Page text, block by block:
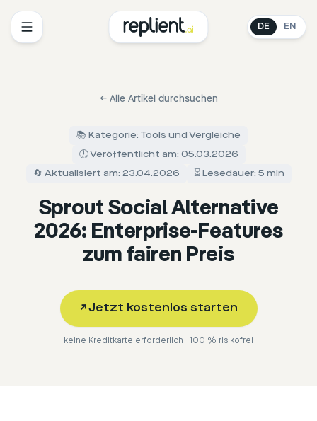
DE EN
← Alle Artikel durchsuchen
📚 Kategorie: Tools und Vergleiche
🕖 Veröffentlicht am: 05.03.2026
🔄 Aktualisiert am: 23.04.2026
⏳ Lesedauer: 5 min
Sprout Social Alternative
2026: Enterprise-Features
zum fairen Preis
↗Jetzt kostenlos starten
keine Kreditkarte erforderlich · 100 % risikofrei